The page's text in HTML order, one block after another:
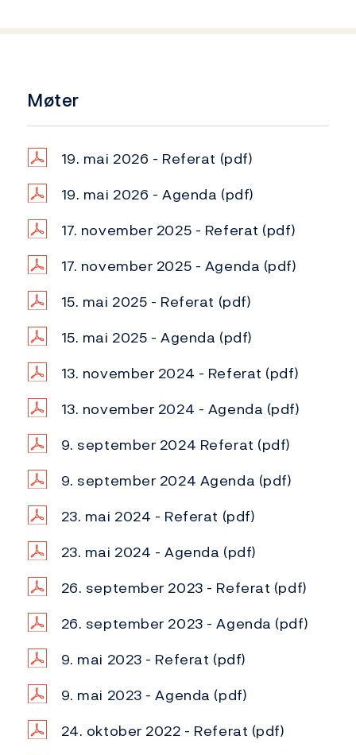
Møter
19. mai 2026 - Referat (pdf)
19. mai 2026 - Agenda (pdf)
17. november 2025 - Referat (pdf)
17. november 2025 - Agenda (pdf)
15. mai 2025 - Referat (pdf)
15. mai 2025 - Agenda (pdf)
13. november 2024 - Referat (pdf)
13. november 2024 - Agenda (pdf)
9. september 2024 Referat (pdf)
9. september 2024 Agenda (pdf)
23. mai 2024 - Referat (pdf)
23. mai 2024 - Agenda (pdf)
26. september 2023 - Referat (pdf)
26. september 2023 - Agenda (pdf)
9. mai 2023 - Referat (pdf)
9. mai 2023 - Agenda (pdf)
24. oktober 2022 - Referat (pdf)